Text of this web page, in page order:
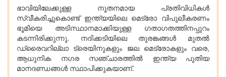
ഭാവിയിലേക്കുള്ള നൂതനമായ പ്രതിവിധികൾ
സ്വീകരിച്ചുകൊണ്ട് ഇന്ത്യയിലെ മെട്രോ വിപുലീകരണം
ഭൂമിയെ അടിസ്ഥാനമാക്കിയുള്ള ഗതാഗതത്തിനപ്പുറം
കടന്നിരിക്കുന്നു. നദിക്കടിയിലെ തുരങ്കങ്ങൾ മുതൽ
ഡ്രൈവറില്ലാ ട്രെയിനുകളും ജല മെട്രോകളും വരെ,
ആധുനിക നഗര സഞ്ചാരത്തിൽ ഇന്ത്യ പുതിയ
മാനദണ്ഡങ്ങൾ സ്ഥാപിക്കുകയാണ്.